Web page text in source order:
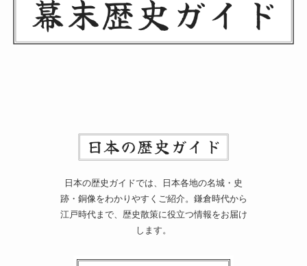
日本の歴史ガイドでは、日本各地の名城・史
跡・銅像をわかりやすくご紹介。鎌倉時代から
江戸時代まで、歴史散策に役立つ情報をお届け
します。